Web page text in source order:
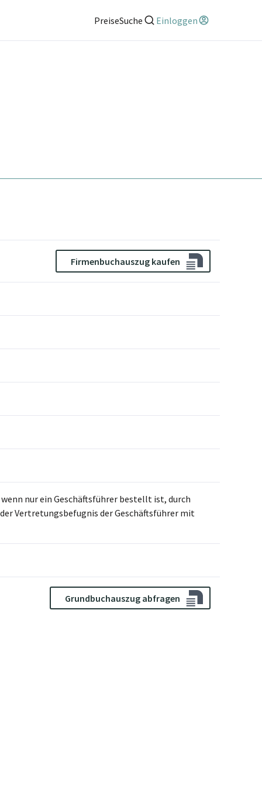
PreiseSuche Einloggen
Firmenbuchauszug kaufen
nur ein Geschäftsführer bestellt ist, durch
Vertretungsbefugnis der Geschäftsführer mit
Grundbuchauszug abfragen